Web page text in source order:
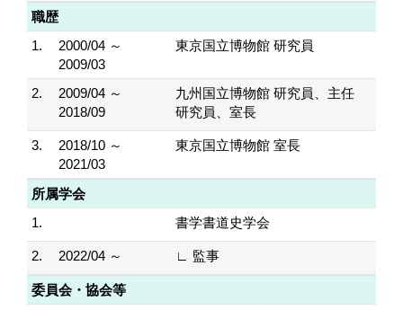
職歴
1.
2000/04 ～
2009/03
東京国立博物館 研究員
2.
2009/04 ～
2018/09
九州国立博物館 研究員、主任
研究員、室長
3.
2018/10 ～
2021/03
東京国立博物館 室長
所属学会
1.
書学書道史学会
2. 2022/04 ～ ∟ 監事
委員会・協会等